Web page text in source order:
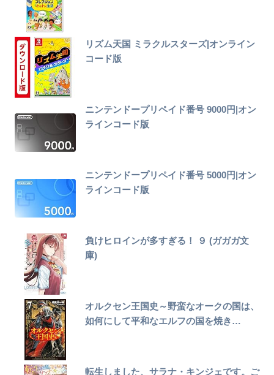
リズム天国 ミラクルスターズ|オンライン
コード版
ニンテンドープリペイド番号 9000円|オン
ラインコード版
ニンテンドープリペイド番号 5000円|オン
ラインコード版
負けヒロインが多すぎる！ ９ (ガガガ文
庫)
オルクセン王国史～野蛮なオークの国は、
如何にして平和なエルフの国を焼き…
転生しました、サラナ・キンジェです。ご